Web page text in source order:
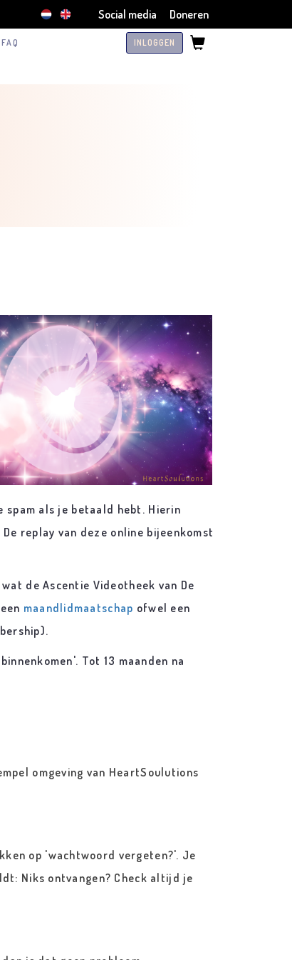
Social media Doneren
FAQ INLOGGEN
spam als je betaald hebt. Hierin
replay van deze online bijeenkomst
de Ascentie Videotheek van De
maandlidmaatschap ofwel een
Tot 13 maanden na
omgeving van HeartSoulutions
op 'wachtwoord vergeten?'. Je
Niks ontvangen? Check altijd je